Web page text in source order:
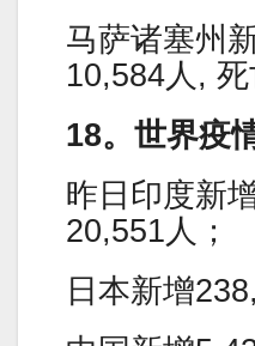
马萨诸塞州
10,584人, 死
18。世界疫
昨日印度新
20,551人；
日本新增